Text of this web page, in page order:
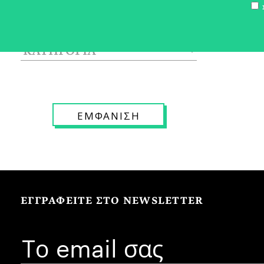
ΕΓΓΡΑΦΕΙΤΕ ΣΤΟ NEWSLETTER